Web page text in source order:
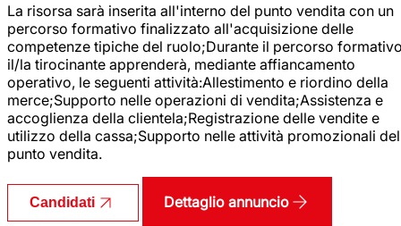
La risorsa sarà inserita all'interno del punto vendita con un
percorso formativo finalizzato all'acquisizione delle
competenze tipiche del ruolo;Durante il percorso
il/la tirocinante apprenderà, mediante affiancamento
operativo, le seguenti attività:Allestimento e riordino della
merce;Supporto nelle operazioni di vendita;Assistenza e
accoglienza della clientela;Registrazione delle vendite e
utilizzo della cassa;Supporto nelle attività promozionali del
punto vendita.
Candidati Dettaglio annuncio